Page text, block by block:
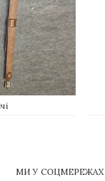
МИ У СОЦМЕРЕЖАХ